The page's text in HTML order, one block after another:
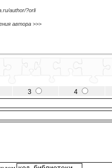
author/?orli
автора >>>
3 4